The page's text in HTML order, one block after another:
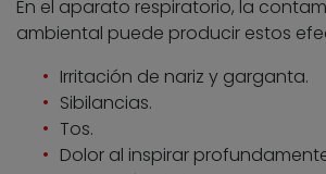
En el aparato respiratorio, la
ambiental puede producir estos
Irritación de nariz y garganta.
Sibilancias.
Tos.
Dolor al inspirar